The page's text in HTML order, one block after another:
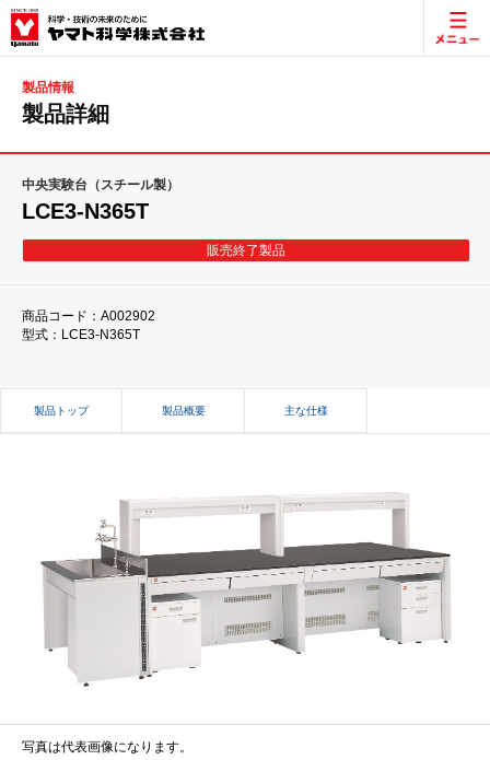
製品情報
製品詳細
中央実験台（スチール製）
LCE3-N365T
販売終了製品
商品コード：A002902
型式：LCE3-N365T
製品トップ 製品概要 主な仕様
写真は代表画像になります。